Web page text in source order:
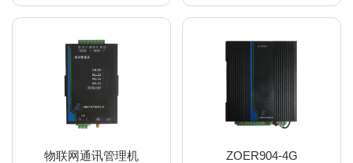
物联网通讯管理机 ZOER904-4G